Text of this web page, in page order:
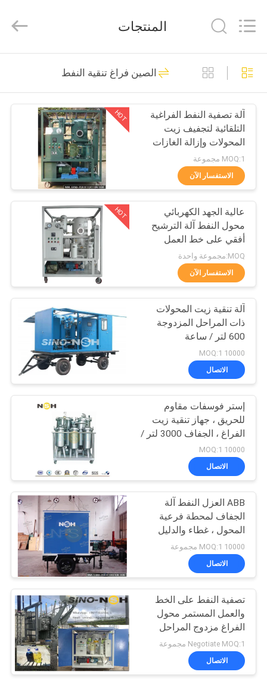
الصفحة
الرئيسية
منتجات
معلومات
جولة
في
المعمل
مراقبة
الجودة
اتصل
أخبار
اطلب
اقتباس
خريطة
الموقع
PRIVACY
POLICY
Manufacture
Rights
فراغ تنقية النفط
187
تنقية زيت العزل
93
تنقية زيت المحولات
235
تنقية زيت الطرد
المركزي
37
آلة تنقية زيت
المحولات
52
المنتجات
الصين فراغ تنقية النفط
HOT
آلة تصفية النفط الفراغية
التلقائية لتجفيف زيت
المحولات وإزالة الغازات
MOQ:1 مجموعة
الاستفسار الآن
HOT
عالية الجهد الكهربائي
محول النفط آلة الترشيح
أفقي على خط العمل
MOQ:مجموعة واحدة
الاستفسار الآن
آلة تنقية زيت المحولات
ذات المراحل المزدوجة
600 لتر / ساعة
10000 MOQ:1
الاتصال
إستر فوسفات مقاوم
للحريق ، جهاز تنقية زيت
الفراغ ، الجفاف 3000 لتر /
ساعة
10000 MOQ:1
الاتصال
ABB العزل النفط آلة
الجفاف لمحطة فرعية
المحول ، غطاء والدليل
على الطقس والدليل
10000 MOQ:1 مجموعة
الاتصال
تصفية النفط على الخط
والعمل المستمر محول
الفراغ مزدوج المراحل
Negotiate MOQ:1 مجموعة
الاتصال